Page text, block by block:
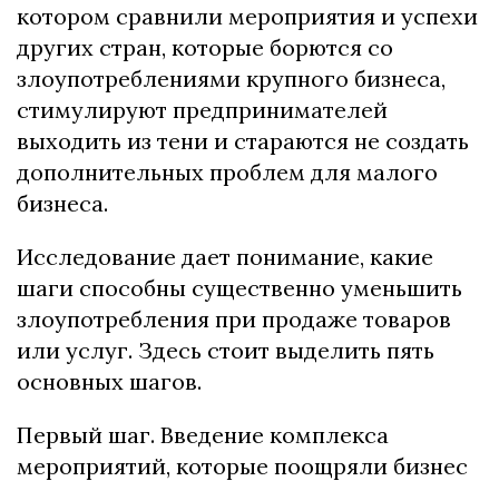
котором сравнили мероприятия и успехи
других стран, которые борются со
злоупотреблениями крупного бизнеса,
стимулируют предпринимателей
выходить из тени и стараются не создать
дополнительных проблем для малого
бизнеса.
Исследование дает понимание, какие
шаги способны существенно уменьшить
злоупотребления при продаже товаров
или услуг. Здесь стоит выделить пять
основных шагов.
Первый шаг. Введение комплекса
мероприятий, которые поощряли бизнес